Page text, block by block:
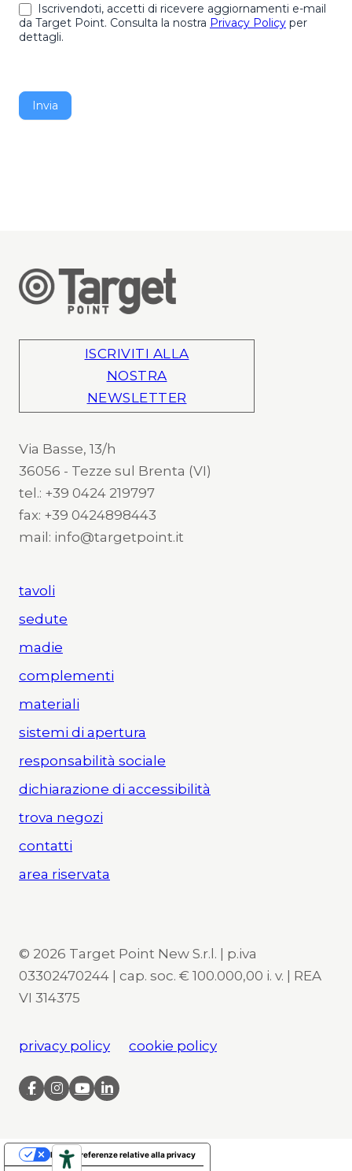
Iscrivendoti, accetti di ricevere aggiornamenti e-mail
da Target Point. Consulta la nostra Privacy Policy per
dettagli.
Invia
ISCRIVITI ALLA
NOSTRA
NEWSLETTER
Via Basse, 13/h
36056 - Tezze sul Brenta (VI)
tel.: +39 0424 219797
fax: +39 0424898443
mail: info@targetpoint.it
tavoli
sedute
madie
complementi
materiali
sistemi di apertura
responsabilità sociale
dichiarazione di accessibilità
trova negozi
contatti
area riservata
© 2026 Target Point New S.r.l. | p.iva
03302470244 | cap. soc. € 100.000,00 i. v. | REA
VI 314375
privacy policy cookie policy
Le tue preferenze relative alla privacy